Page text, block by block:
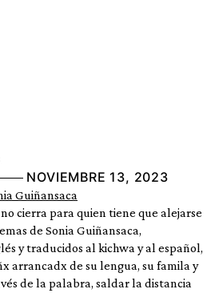
NOVIEMBRE 13, 2023
Guiñansaca
cierra para quien tiene que alejarse
de Sonia Guiñansaca,
y traducidos al kichwa y al español,
arrancadx de su lengua, su famila y
de la palabra, saldar la distancia